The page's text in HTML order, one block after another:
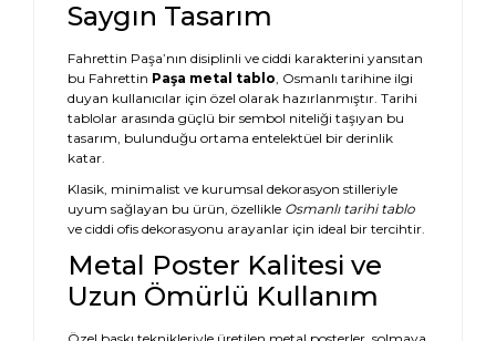
Saygın Tasarım
Fahrettin Paşa’nın disiplinli ve ciddi karakterini yansıtan
bu Fahrettin Paşa metal tablo, Osmanlı tarihine ilgi
duyan kullanıcılar için özel olarak hazırlanmıştır. Tarihi
tablolar arasında güçlü bir sembol niteliği taşıyan bu
tasarım, bulunduğu ortama entelektüel bir derinlik
katar.
Klasik, minimalist ve kurumsal dekorasyon stilleriyle
uyum sağlayan bu ürün, özellikle Osmanlı tarihi tablo
ve ciddi ofis dekorasyonu arayanlar için ideal bir tercihtir.
Metal Poster Kalitesi ve
Uzun Ömürlü Kullanım